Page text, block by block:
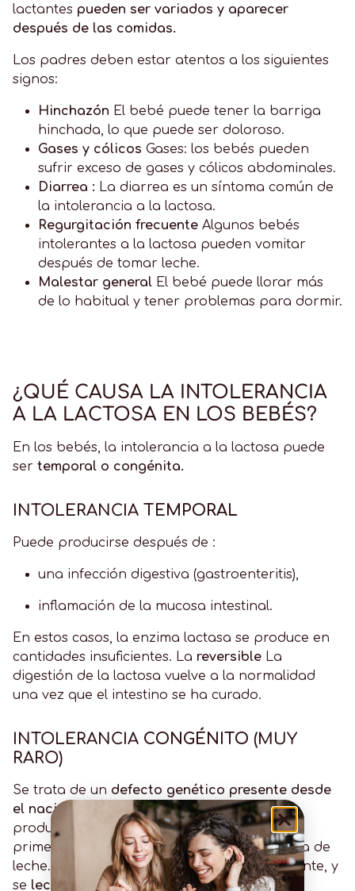
lactantes pueden ser variados y aparecer
después de las comidas.
Los padres deben estar atentos a los siguientes
signos:
Hinchazón El bebé puede tener la barriga
hinchada, lo que puede ser doloroso.
Gases y cólicos Gases: los bebés pueden
sufrir exceso de gases y cólicos abdominales.
Diarrea : La diarrea es un síntoma común de
la intolerancia a la lactosa.
Regurgitación frecuente Algunos bebés
intolerantes a la lactosa pueden vomitar
después de tomar leche.
Malestar general El bebé puede llorar más
de lo habitual y tener problemas para dormir.
¿QUÉ CAUSA LA INTOLERANCIA
A LA LACTOSA EN LOS BEBÉS?
En los bebés, la intolerancia a la lactosa puede
ser temporal o congénita.
INTOLERANCIA TEMPORAL
Puede producirse después de :
una infección digestiva (gastroenteritis),
inflamación de la mucosa intestinal.
En estos casos, la enzima lactasa se produce en
cantidades insuficientes. La reversible La
digestión de la lactosa vuelve a la normalidad
una vez que el intestino se ha curado.
INTOLERANCIA CONGÉNITO (MUY
RARO)
Se trata de un defecto genético presente desde
el nacimiento
que impide completamente la
producción de lactasa. Se manifiesta en las
primeras horas de vida, tras la primera toma de
leche. El diagnóstico se hace muy precozmente, y
se leche sin lactosade forma permanente.